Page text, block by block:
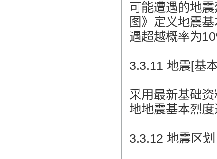
可能遭遇的地
图》定义地震
遇超越概率为
3.3.11 地震[基
采用最新基础
地地震基本烈
3.3.12 地震区